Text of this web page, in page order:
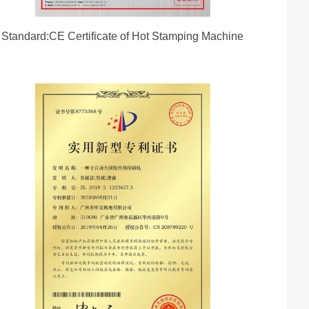
Standard:CE Certificate of Hot Stamping Machine